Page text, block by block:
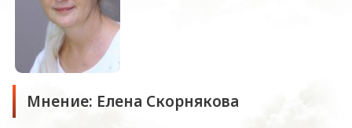
Мнение: Елена Скорнякова